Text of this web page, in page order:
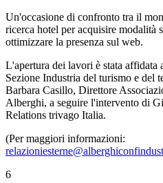
Un'occasione di confronto tra il
ricerca hotel per acquisire modalità
ottimizzare la presenza sul web.
L'apertura dei lavori è stata affidata
Sezione Industria del turismo e del
Barbara Casillo, Direttore
Alberghi, a seguire l'intervento di
Relations trivago Italia.
(Per maggiori informazioni:
6